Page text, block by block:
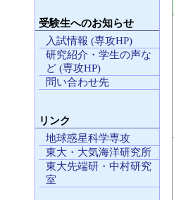
受験生へのお知らせ
入試情報 (専攻HP)
研究紹介・学生の声な
ど (専攻HP)
問い合わせ先
リンク
地球惑星科学専攻
東大・大気海洋研究所
東大先端研・中村研究
室